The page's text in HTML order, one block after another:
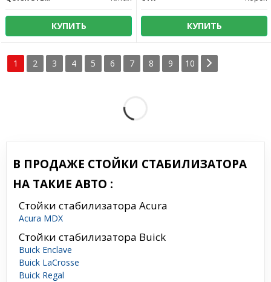
КУПИТЬ КУПИТЬ
1 2 3 4 5 6 7 8 9 10
В ПРОДАЖЕ СТОЙКИ СТАБИЛИЗАТОРА
НА ТАКИЕ АВТО :
Стойки стабилизатора Acura
Acura MDX
Стойки стабилизатора Buick
Buick Enclave
Buick LaCrosse
Buick Regal